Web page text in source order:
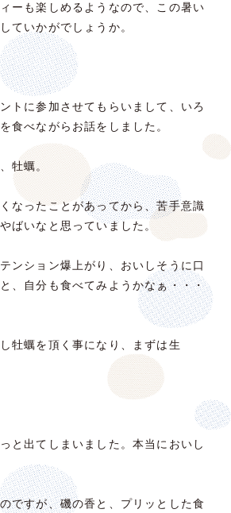
ーも楽しめるようなので、この暑い
ていかがでしょうか。
トに参加させてもらいまして、いろ
食べながらお話をしました。
牡蠣。
なったことがあってから、苦手意識
ばいなと思っていました。
ンション爆上がり、おいしそうに口
、自分も食べてみようかなぁ・・・
牡蠣を頂く事になり、まずは生
と出てしまいました。本当においし
ですが、磯の香と、プリッとした食